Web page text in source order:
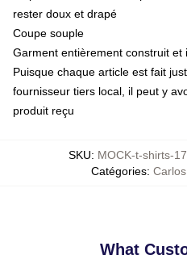
rester doux et drapé
Coupe souple
Garment entièrement construit et
Puisque chaque article est fait
fournisseur tiers local, il peut y
produit reçu
SKU: MOCK-t-shirts-
Catégories:
What